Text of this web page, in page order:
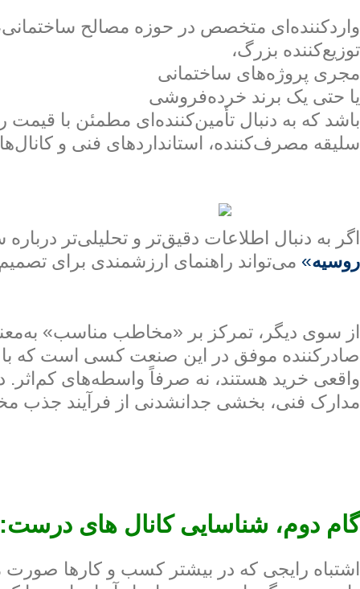
واردکننده‌ای متخصص در حوزه مصالح
توزیع‌کننده بزرگ،
مجری پروژه‌های ساختمانی
یا حتی یک برند خرده‌فروشی
باشد که به دنبال تأمین‌کننده‌ای مطمئن با
سلیقه مصرف‌کننده، استانداردهای فنی و
اگر به دنبال اطلاعات دقیق‌تر و تحلیلی‌تر
روسیه» می‌تواند راهنمای ارزشمندی برای
از سوی دیگر، تمرکز بر «مخاطب مناسب»
صادرکننده موفق در این صنعت کسی است که با
واقعی خرید هستند، نه صرفاً واسطه‌های
مدارک فنی، بخشی جدانشدنی از فرآیند
گام دوم، شناسایی کانال های درست:
اشتباه رایجی که در بیشتر کسب و کارها صورت